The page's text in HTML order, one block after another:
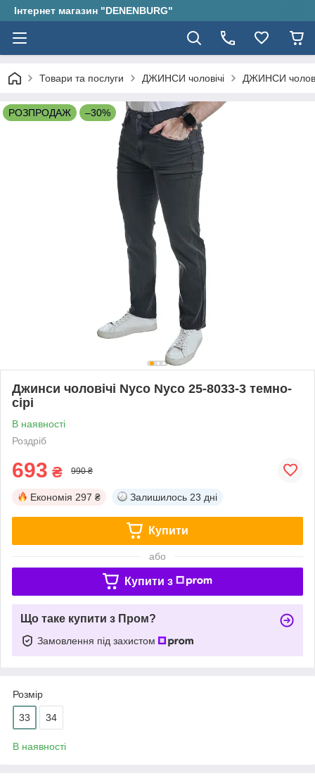
Інтернет магазин "DENENBURG"
Товари та послуги ДЖИНСИ чоловічі ДЖИНСИ
РОЗПРОДАЖ –30%
Джинси чоловічі Nyco Nyco 25-8033-3 темно-
сірі
В наявності
Роздріб
693 ₴ 990 ₴
Економія 297 ₴ Залишилось 23 дні
Купити
або
Купити з
Що таке купити з Пром?
Замовлення під захистом
Розмір
33 34
В наявності